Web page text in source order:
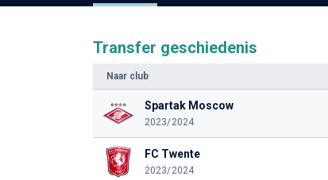
Transfer geschiedenis
Naar club
Spartak Moscow
2023/2024
FC Twente
2023/2024